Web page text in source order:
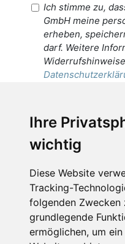
Ihre
wichtig
Diese Website
Tracking-
folgenden Zwecken
grundlegende
ermöglichen, um
Ich stimme zu,
GmbH meine
erheben,
darf. Weitere
Empfänger dieser
werden dürfen.